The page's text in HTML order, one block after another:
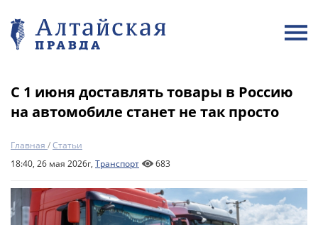
С 1 июня доставлять товары в Россию
на автомобиле станет не так просто
Главная /Статьи
18:40, 26 мая 2026г, Транспорт 683